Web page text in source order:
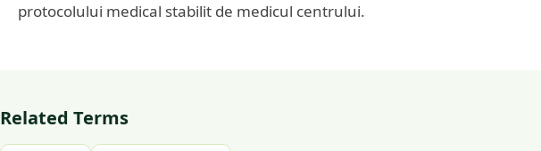
protocolului medical stabilit de medicul centrului.
Related Terms